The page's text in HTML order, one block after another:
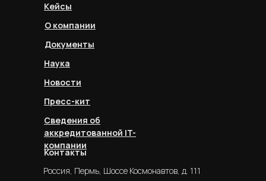
Новости
Пресс-кит
Сведения об
аккредитованной IT-
компании
Документы
Наука
О компании
Кейсы
Контакты
Россия, Пермь, Шоссе Космонавтов, д. 111